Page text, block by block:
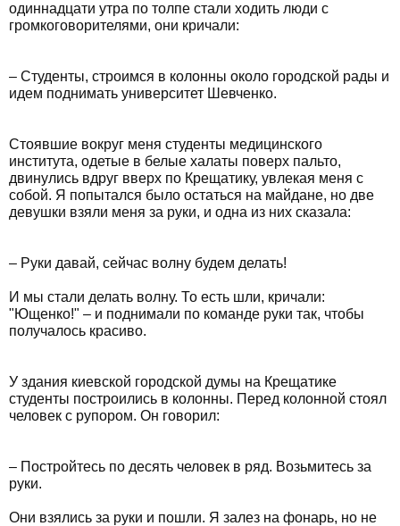
одиннадцати утра по толпе стали ходить люди с
громкоговорителями, они кричали:
– Студенты, строимся в колонны около городской рады и
идем поднимать университет Шевченко.
Стоявшие вокруг меня студенты медицинского
института, одетые в белые халаты поверх пальто,
двинулись вдруг вверх по Крещатику, увлекая меня с
собой. Я попытался было остаться на майдане, но две
девушки взяли меня за руки, и одна из них сказала:
– Руки давай, сейчас волну будем делать!
И мы стали делать волну. То есть шли, кричали:
"Ющенко!" – и поднимали по команде руки так, чтобы
получалось красиво.
У здания киевской городской думы на Крещатике
студенты построились в колонны. Перед колонной стоял
человек с рупором. Он говорил:
– Постройтесь по десять человек в ряд. Возьмитесь за
руки.
Они взялись за руки и пошли. Я залез на фонарь, но не